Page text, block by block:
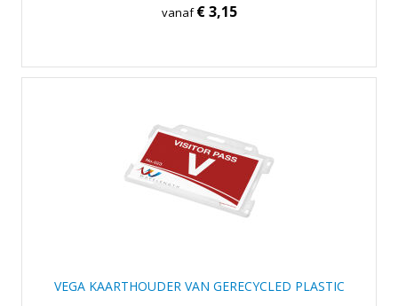
vanaf€ 3,15
VEGA KAARTHOUDER VAN GERECYCLED PLASTIC